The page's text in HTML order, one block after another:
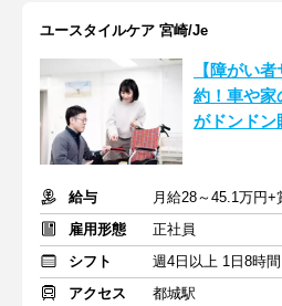
ユースタイルケア 宮崎/Je
【障がい
約！車や
がドンドン
給与
雇用形態
正社員
シフト
週4日以上 1日8時
アクセス
都城駅